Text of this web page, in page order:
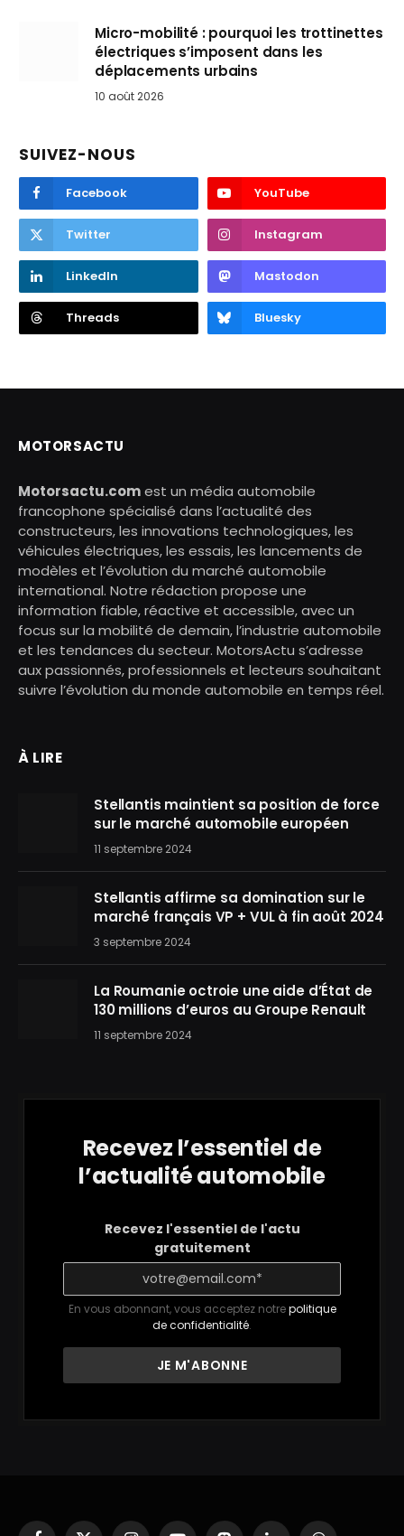
Micro-mobilité : pourquoi les trottinettes
électriques s’imposent dans les
déplacements urbains
10 août 2026
SUIVEZ-NOUS
Facebook YouTube
Twitter Instagram
LinkedIn Mastodon
Threads Bluesky
MOTORSACTU
Motorsactu.comest un média automobile
francophone spécialisé dans l’actualité des
constructeurs, les innovations technologiques, les
véhicules électriques, les essais, les lancements de
modèles et l’évolution du marché automobile
international. Notre rédaction propose une
information fiable, réactive et accessible, avec un
focus sur la mobilité de demain, l’industrie automobile
et les tendances du secteur. MotorsActu s’adresse
aux passionnés, professionnels et lecteurs souhaitant
suivre l’évolution du monde automobile en temps réel.
À LIRE
Stellantis maintient sa position de force
sur le marché automobile européen
11 septembre 2024
Stellantis affirme sa domination sur le
marché français VP + VUL à fin août 2024
3 septembre 2024
La Roumanie octroie une aide d’État de
130 millions d’euros au Groupe Renault
11 septembre 2024
Recevez l’essentiel de
l’actualité automobile
Recevez l'essentiel de l'actu
gratuitement
En vous abonnant, vous acceptez notrepolitique
de confidentialité.